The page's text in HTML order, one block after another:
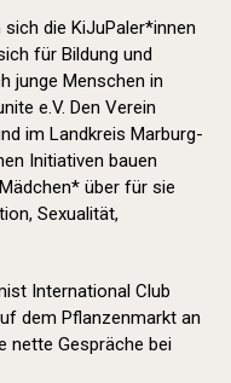
die KiJuPaler*innen
für Bildung und
junge Menschen in
e.V. Den Verein
im Landkreis Marburg-
Initiativen bauen
über für sie
Sexualität,
International Club
dem Pflanzenmarkt an
nette Gespräche bei